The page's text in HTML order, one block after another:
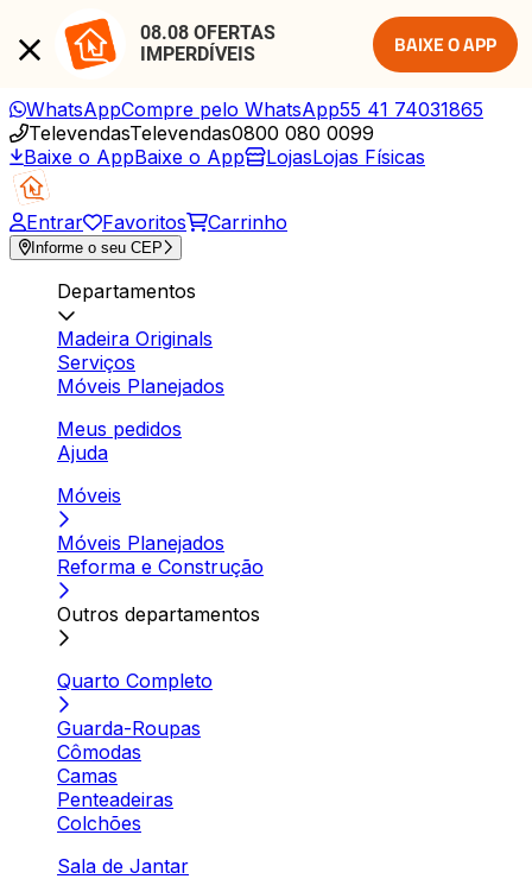
08.08 OFERTAS
IMPERDÍVEIS
BAIXE O APP
WhatsAppCompre pelo WhatsApp55 41 74031865
TelevendasTelevendas0800 080 0099
Baixe o AppBaixe o App LojasLojas Físicas
Entrar Favoritos Carrinho
Informe o seu CEP
Departamentos
Madeira Originals
Serviços
Móveis Planejados
Meus pedidos
Ajuda
Móveis
Móveis Planejados
Reforma e Construção
Outros departamentos
Quarto Completo
Guarda-Roupas
Cômodas
Camas
Penteadeiras
Colchões
Sala de Jantar